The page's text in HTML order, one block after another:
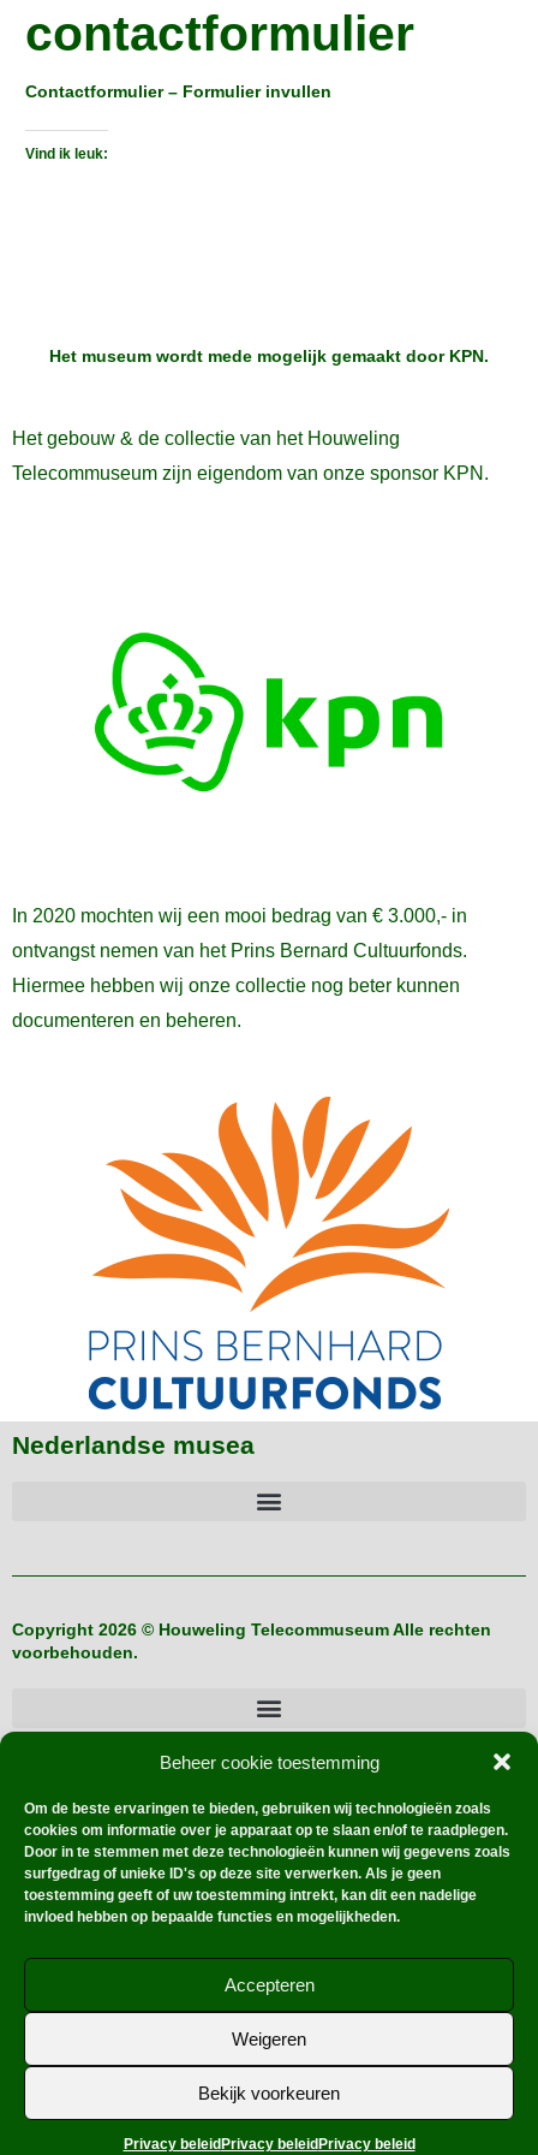
Beheer cookie toestemming
Om de beste ervaringen te bieden, gebruiken wij technologieën zoals
cookies om informatie over je apparaat op te slaan en/of te raadplegen.
Door in te stemmen met deze technologieën kunnen wij gegevens zoals
surfgedrag of unieke ID's op deze site verwerken. Als je geen
toestemming geeft of uw toestemming intrekt, kan dit een nadelige
invloed hebben op bepaalde functies en mogelijkheden.
Accepteren
Weigeren
Bekijk voorkeuren
Privacy beleid Privacy beleid Privacy beleid
contactformulier
Contactformulier – Formulier invullen
Vind ik leuk:
Het museum wordt mede mogelijk gemaakt door KPN .
Het gebouw & de collectie van het Houweling
Telecommuseum zijn eigendom van onze sponsor KPN.
In 2020 mochten wij een mooi bedrag van € 3.000,- in
ontvangst nemen van het Prins Bernard Cultuurfonds.
Hiermee hebben wij onze collectie nog beter kunnen
documenteren en beheren.
Nederlandse musea
Copyright 2026 © Houweling Telecommuseum Alle rechten
voorbehouden.
Buitenlandse verzamelaars
Hoe werkt dat?
Ontworpen met Elementor Theme Astra | door
Ondersteund doorWordPress. | Webmaster:CBO